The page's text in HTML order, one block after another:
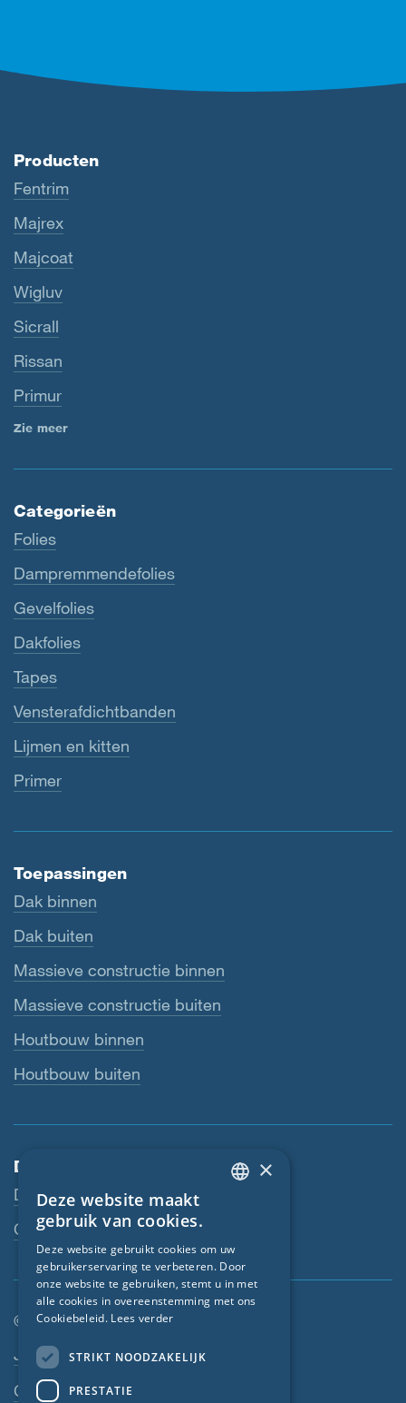
Producten
Fentrim
Majrex
Majcoat
Wigluv
Sicrall
Rissan
Primur
Zie meer
Categorieën
Folies
Dampremmendefolies
Gevelfolies
Dakfolies
Tapes
Vensterafdichtbanden
Lijmen en kitten
Primer
Toepassingen
Dak binnen
Dak buiten
Massieve constructie binnen
Massieve constructie buiten
Houtbouw binnen
Houtbouw buiten
Dienstverlening
Downloads
Contactpersoon
© SIGA 2026
Footer-navigatie
Jobs
Contact
FRENCH
CZECH
×
Deze website maakt
gebruik van cookies.
Deze website gebruikt cookies om uw
gebruikerservaring te verbeteren. Door
onze website te gebruiken, stemt u in met
alle cookies in overeenstemming met ons
Cookiebeleid. Lees verder
STRIKT NOODZAKELIJK
PRESTATIE